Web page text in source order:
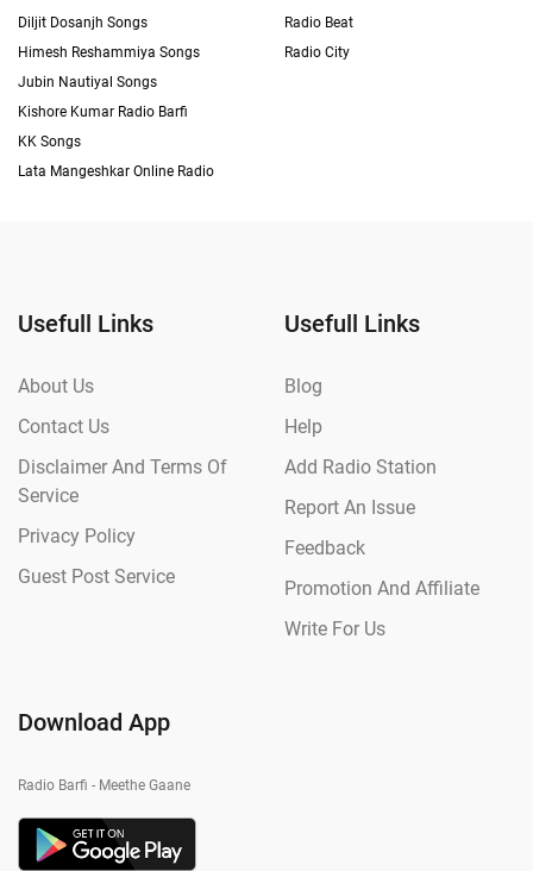
Diljit Dosanjh Songs
Himesh Reshammiya Songs
Jubin Nautiyal Songs
Kishore Kumar Radio Barfi
KK Songs
Lata Mangeshkar Online Radio
Radio Beat
Radio City
Usefull Links
About Us
Contact Us
Disclaimer And Terms Of
Service
Privacy Policy
Guest Post Service
Usefull Links
Blog
Help
Add Radio Station
Report An Issue
Feedback
Promotion And Affiliate
Write For Us
Download App
Radio Barfi - Meethe Gaane